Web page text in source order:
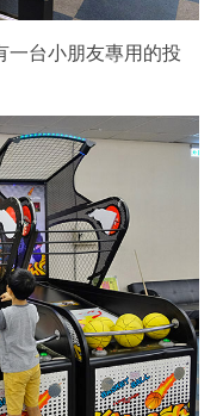
一台小朋友專用的投